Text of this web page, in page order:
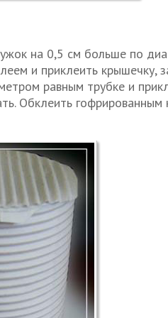
на 0,5 см больше по
и приклеить крышечку,
равным трубке и
Обклеить гофрированным